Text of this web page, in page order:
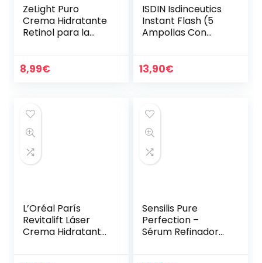
ZeLight Puro
Crema Hidratante
Retinol para la
a A- Crema Facial
8,99€
ISDIN Isdinceutics
Instant Flash (5
Ampollas Con
13,90€
L’Oréal París
Revitalift Láser
Crema Hidratante
Sensilis Pure
Perfection –
Sérum Refinador